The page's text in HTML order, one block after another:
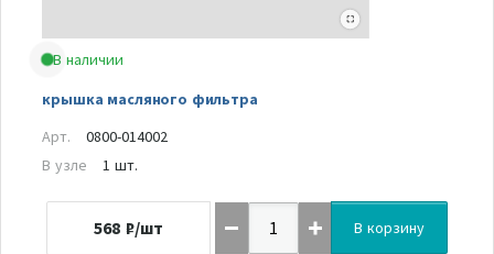
В наличии
крышка масляного фильтра
Арт.
0800-014002
В узле
1 шт.
568 ₽/шт В корзину